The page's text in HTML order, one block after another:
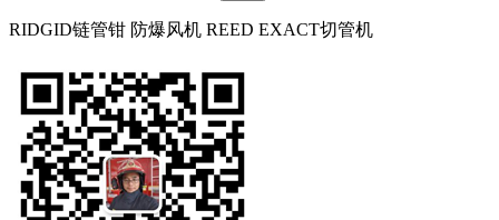
RIDGID链管钳 防爆风机 REED EXACT切管机